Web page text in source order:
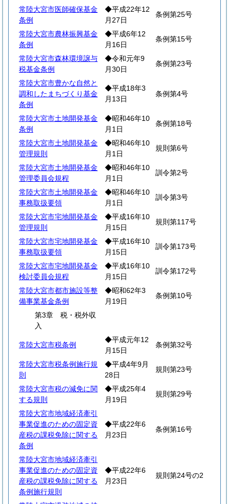
常陸大宮市医師確保基金
条例
◆平成22年12
月27日
条例第25号
常陸大宮市農林振興基金
条例
◆平成6年12
月16日
条例第15号
常陸大宮市森林環境譲与
税基金条例
◆令和元年9
月30日
条例第23号
常陸大宮市豊かな自然と
調和したまちづくり基金
条例
◆平成18年3
月13日
条例第4号
常陸大宮市土地開発基金
条例
◆昭和46年10
月1日
条例第18号
常陸大宮市土地開発基金
管理規則
◆昭和46年10
月1日
規則第6号
常陸大宮市土地開発基金
管理委員会規程
◆昭和46年10
月1日
訓令第2号
常陸大宮市土地開発基金
事務取扱要領
◆昭和46年10
月1日
訓令第3号
常陸大宮市宅地開発基金
管理規則
◆平成16年10
月15日
規則第117号
常陸大宮市宅地開発基金
事務取扱要領
◆平成16年10
月15日
訓令第173号
常陸大宮市宅地開発基金
検討委員会規程
◆平成16年10
月15日
訓令第172号
常陸大宮市都市施設等整
備事業基金条例
◆昭和62年3
月19日
条例第10号
第3章 税・税外収
入
常陸大宮市税条例
◆平成元年12
月15日
条例第32号
常陸大宮市税条例施行規
則
◆平成4年9月
28日
規則第23号
常陸大宮市税の減免に関
する規則
◆平成25年4
月19日
規則第29号
常陸大宮市地域経済牽引
事業促進のための固定資
産税の課税免除に関する
条例
◆平成22年6
月23日
条例第16号
常陸大宮市地域経済牽引
事業促進のための固定資
産税の課税免除に関する
条例施行規則
◆平成22年6
月23日
規則第24号の2